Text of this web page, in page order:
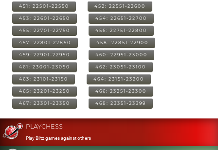
451: 22501-22550 452: 22551-22600
453: 22601-22650 454: 22651-22700
455: 22701-22750 456: 22751-22800
457: 22801-22850 458: 22851-22900
459: 22901-22950 460: 22951-23000
461: 23001-23050 462: 23051-23100
463: 23101-23150 464: 23151-23200
465: 23201-23250 466: 23251-23300
467: 23301-23350 468: 23351-23399
PLAYCHESS
Play Blitz games against others